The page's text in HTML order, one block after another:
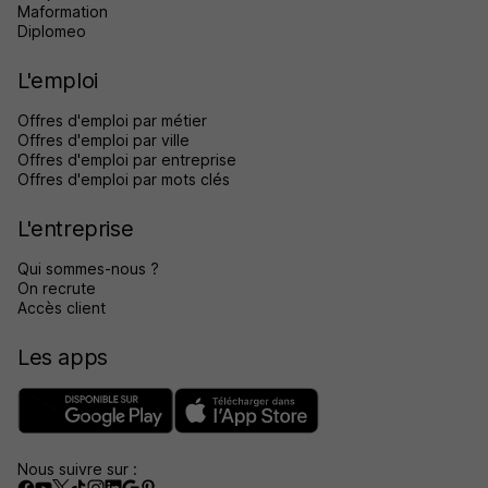
Maformation
Diplomeo
L'emploi
Offres d'emploi par métier
Offres d'emploi par ville
Offres d'emploi par entreprise
Offres d'emploi par mots clés
L'entreprise
Qui sommes-nous ?
On recrute
Accès client
Les apps
Nous suivre sur :